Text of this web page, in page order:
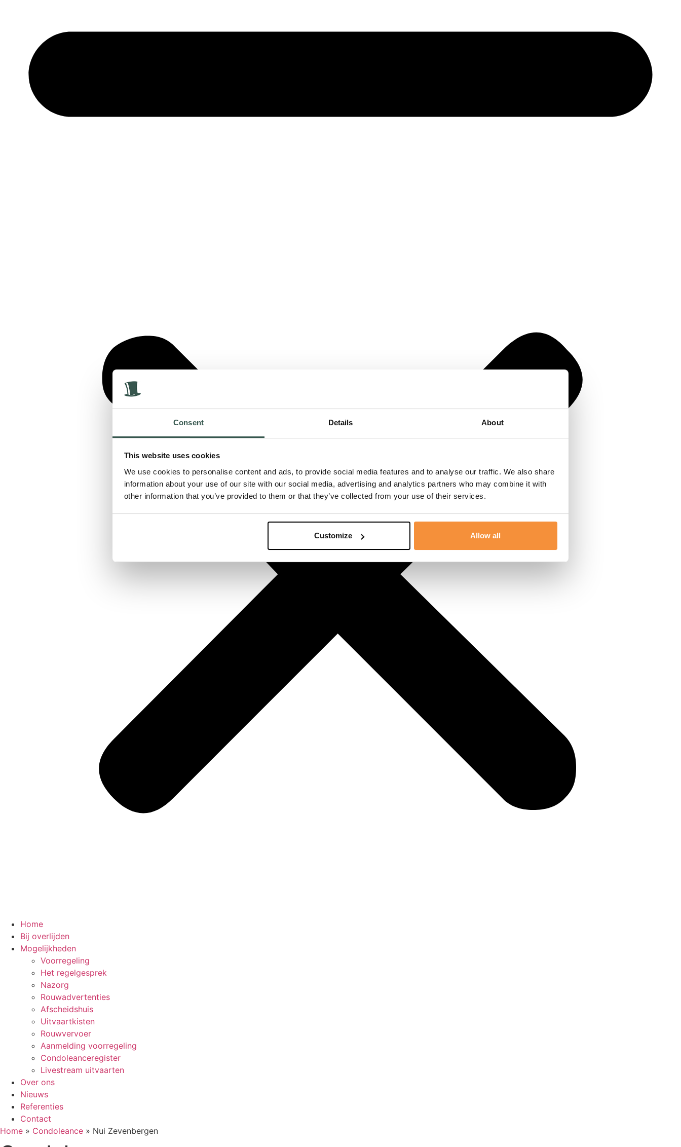
Consent Details About
This website uses cookies
We use cookies to personalise content and ads, to provide social media features and to analyse our traffic. We also share
information about your use of our site with our social media, advertising and analytics partners who may combine it with
other information that you’ve provided to them or that they’ve collected from your use of their services.
Customize Allow all
Home
Bij overlijden
Mogelijkheden
Voorregeling
Het regelgesprek
Nazorg
Rouwadvertenties
Afscheidshuis
Uitvaartkisten
Rouwvervoer
Aanmelding voorregeling
Condoleanceregister
Livestream uitvaarten
Over ons
Nieuws
Referenties
Contact
Home » Condoleance » Nui Zevenbergen